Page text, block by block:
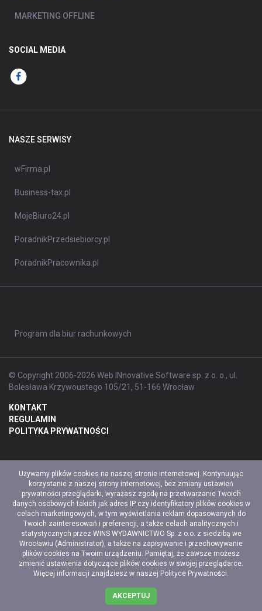
MARKETING OFFLINE
SOCIAL MEDIA
NASZE SERWISY
wFirma.pl
Business-tax.pl
MojeBiuro24.pl
PoradnikPrzedsiebiorcy.pl
PoradnikPracownika.pl
Program dla biur rachunkowych
© Copyright 2006-2026 Web INnovative Software sp. z o. o., ul.
Bolesława Krzywoustego 105/21, 51-166 Wrocław
KONTAKT
REGULAMIN
POLITYKA PRYWATNOŚCI
Używamy plików cookies na naszej stronie internetowej. Kontynuując
korzystanie z naszej strony internetowej, bez zmiany ustawień
prywatności przeglądarki, wyrażasz zgodę na przetwarzanie Twoich
danych osobowych takich jak adres IP czy identyfikatory plików cookies w
celach marketingowych, w tym wyświetlania reklam dopasowanych do
Twoich zainteresowań i preferencji, a także celach analitycznych i
statystycznych przez WINS WYDAWNICTWO Sp. z o.o. z siedzibą we
Wrocławiu (Administrator), a także na zapisywanie i przechowywanie
plików cookies na Twoim urządzeniu. Pamiętaj, że zawsze możesz
zmienić ustawienia dotyczące plików cookies w swojej przeglądarce.
Więcej informacji znajdziesz w naszej Polityce Prywatności.
AKCEPTUJ